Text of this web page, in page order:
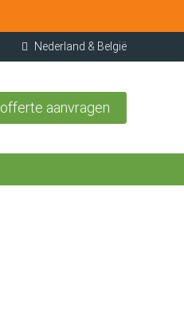
Nederland & België
offerte aanvragen